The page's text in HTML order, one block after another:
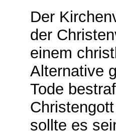
Der
der
einem
Alternative
Tode
sollte es